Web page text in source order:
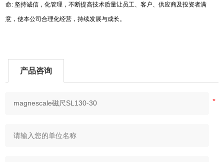
命: 坚持诚信，化管理，不断提高技术质量让员工、客户、供应商及投资者满
意，使本公司合理化经营，持续发展与成长。
产品咨询